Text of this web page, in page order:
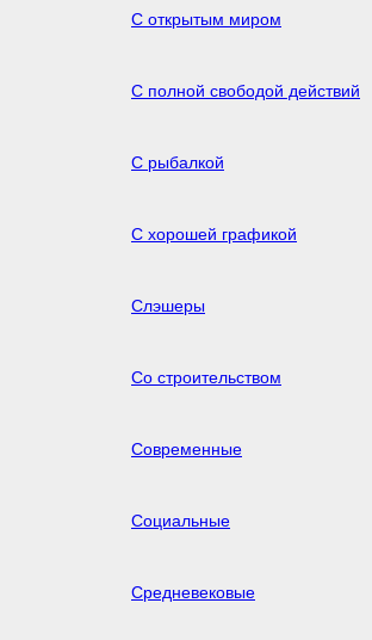
С открытым миром
С полной свободой действий
С рыбалкой
С хорошей графикой
Слэшеры
Со строительством
Современные
Социальные
Средневековые